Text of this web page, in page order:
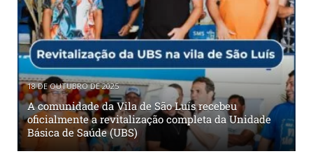
18 DE OUTUBRO DE 2025
A comunidade da Vila de São Luís recebeu
oficialmente a revitalização completa da Unidade
Básica de Saúde (UBS)